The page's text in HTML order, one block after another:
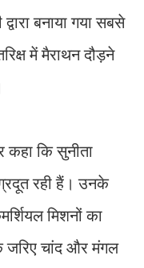
बनाया गया सबसे
में मैराथन दौड़ने
कहा कि सुनीता
रही हैं। उनके
मिशनों का
जरिए चांद और मंगल